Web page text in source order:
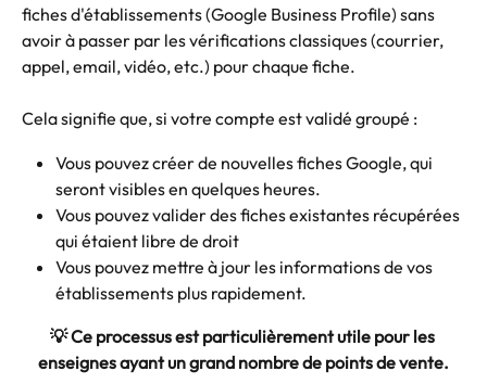
fiches d'établissements (Google Business Profile) sans
avoir à passer par les vérifications classiques (courrier,
appel, email, vidéo, etc.) pour chaque fiche.
Cela signifie que, si votre compte est validé groupé :
Vous pouvez créer de nouvelles fiches Google, qui
seront visibles en quelques heures.
Vous pouvez valider des fiches existantes récupérées
qui étaient libre de droit
Vous pouvez mettre à jour les informations de vos
établissements plus rapidement.
💡 Ce processus est particulièrement utile pour les
enseignes ayant un grand nombre de points de vente.